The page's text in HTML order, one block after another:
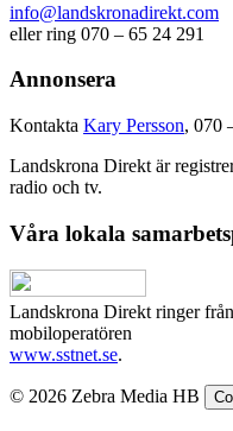
info@landskronadirekt.com
eller ring 070 – 65 24 291
Annonsera
Kontakta Kary Persson, 070
Landskrona Direkt är
radio och tv.
Våra lokala
Landskrona Direkt ringer
mobiloperatören
www.sstnet.se.
© 2026 Zebra Media HB